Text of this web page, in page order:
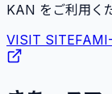
KAN をご利用く
VISIT SITE